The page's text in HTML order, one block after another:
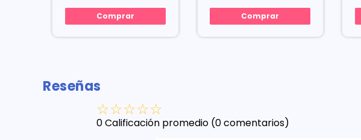
Comprar Comprar
Reseñas
☆☆☆☆☆
0 Calificación promedio (0 comentarios)